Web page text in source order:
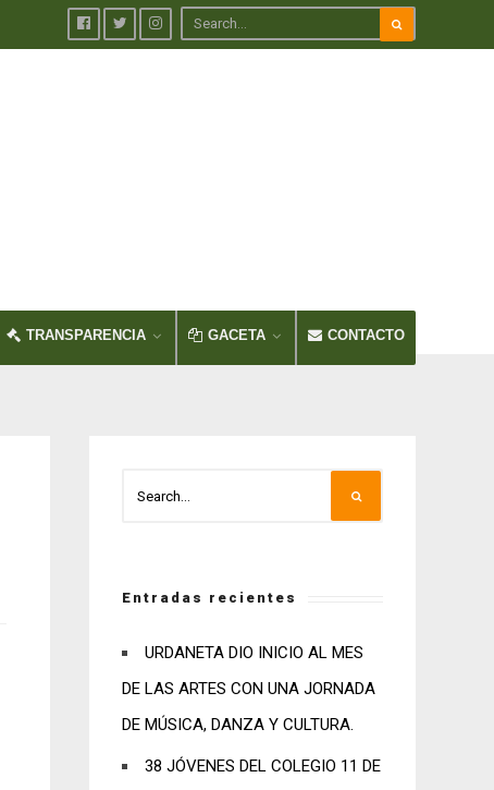
TRANSPARENCIA GACETA CONTACTO
Entradas recientes
URDANETA DIO INICIO AL MES
DE LAS ARTES CON UNA JORNADA
DE MÚSICA, DANZA Y CULTURA.
38 JÓVENES DEL COLEGIO 11 DE